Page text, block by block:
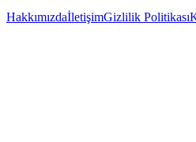
HakkımızdaİletişimGizlilik Politikası